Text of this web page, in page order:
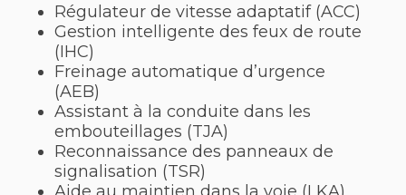
Régulateur de vitesse adaptatif (ACC)
Gestion intelligente des feux de route
(IHC)
Freinage automatique d’urgence
(AEB)
Assistant à la conduite dans les
embouteillages (TJA)
Reconnaissance des panneaux de
signalisation (TSR)